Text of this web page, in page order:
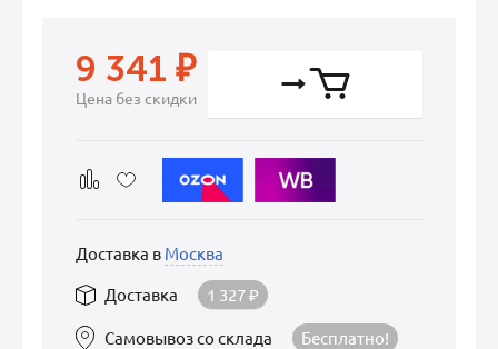
9 341 ₽
Цена без скидки
Доставка в Москва
Доставка
1 327₽
Самовывоз со склада
Бесплатно!